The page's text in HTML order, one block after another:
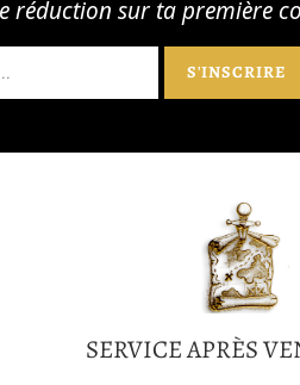
réduction sur ta première
SERVICE APRÈS